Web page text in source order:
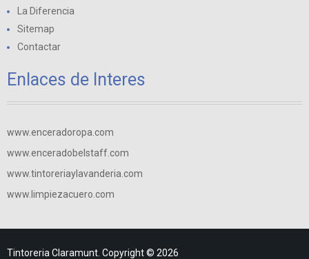
La Diferencia
Sitemap
Contactar
Enlaces de Interes
www.enceradoropa.com
www.enceradobelstaff.com
www.tintoreriaylavanderia.com
www.limpiezacuero.com
Tintoreria Claramunt. Copyright © 2026